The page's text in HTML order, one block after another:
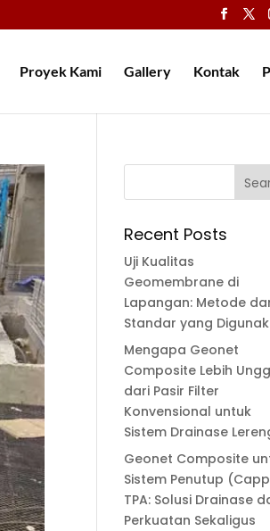
Proyek Kami Gallery Kontak
Recent Posts
Uji Kualitas
Geomembrane di
Lapangan: Metode
Standar yang
Mengapa Geonet
Composite Lebih
dari Pasir Filter
Konvensional untuk
Sistem Drainase
Geonet Composite
Sistem Penutup
TPA: Solusi Drainase
Perkuatan Sekaligus